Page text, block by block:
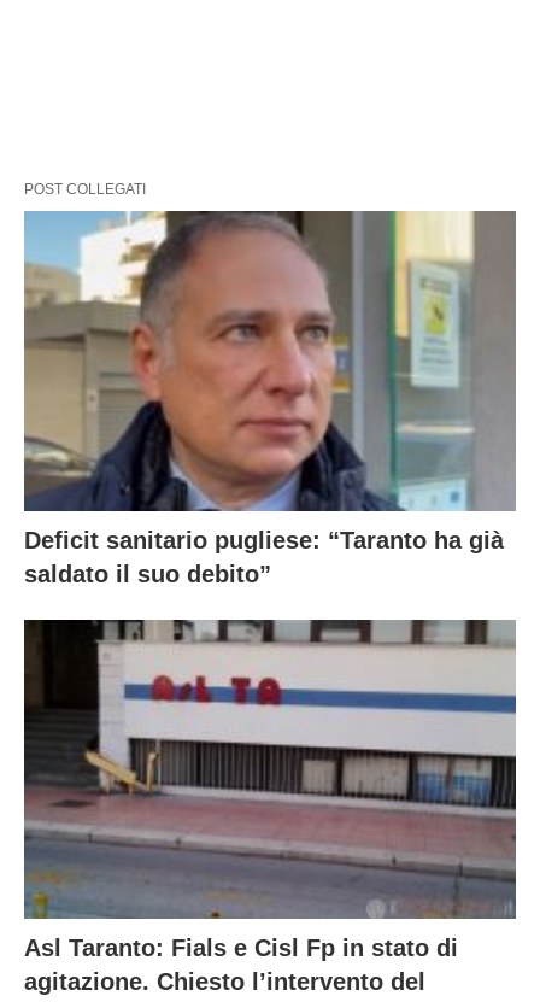
POST COLLEGATI
Deficit sanitario pugliese: “Taranto ha già
saldato il suo debito”
Asl Taranto: Fials e Cisl Fp in stato di
agitazione. Chiesto l’intervento del